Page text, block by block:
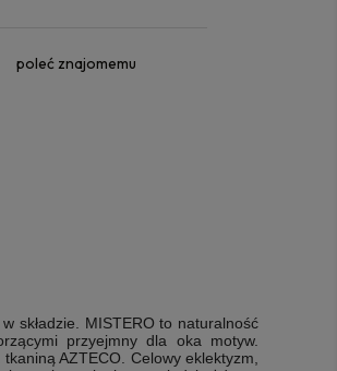
poleć znajomemu
składzie. MISTERO to naturalność
przyejmny dla oka motyw.
AZTECO. Celowy eklektyzm,